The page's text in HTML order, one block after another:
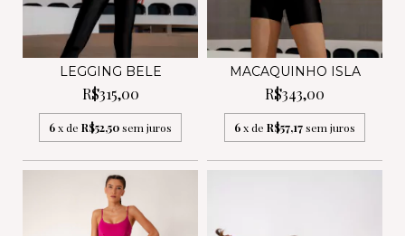
LEGGING BELE
R$315,00
6x de R$52,50sem juros
MACAQUINHO ISLA
R$343,00
6x de R$57,17sem juros